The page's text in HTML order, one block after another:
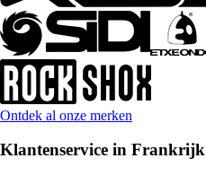
Ontdek al onze merken
Klantenservice in Frankrijk